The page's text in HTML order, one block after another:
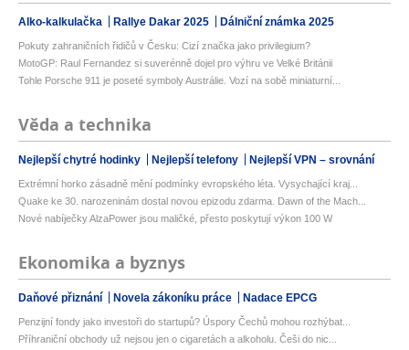
Alko-kalkulačka Rallye Dakar 2025 Dálniční známka 2025
Pokuty zahraničních řidičů v Česku: Cizí značka jako privilegium?
MotoGP: Raul Fernandez si suverénně dojel pro výhru ve Velké Británii
Tohle Porsche 911 je poseté symboly Austrálie. Vozí na sobě miniaturní...
Věda a technika
Nejlepší chytré hodinky Nejlepší telefony Nejlepší VPN – srovnání
Extrémní horko zásadně mění podmínky evropského léta. Vysychající kraj...
Quake ke 30. narozeninám dostal novou epizodu zdarma. Dawn of the Mach...
Nové nabíječky AlzaPower jsou maličké, přesto poskytují výkon 100 W
Ekonomika a byznys
Daňové přiznání Novela zákoníku práce Nadace EPCG
Penzijní fondy jako investoři do startupů? Úspory Čechů mohou rozhýbat...
Příhraniční obchody už nejsou jen o cigaretách a alkoholu. Češi do nic...